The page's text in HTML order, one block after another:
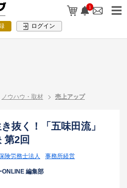
1
ログイン
ノウハウ・取材 売上アップ
抜く！「五味田流」
第2回
険労務士法人 事務所経営
ONLINE 編集部